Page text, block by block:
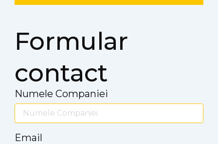
Formular
contact
Numele Companiei
Email